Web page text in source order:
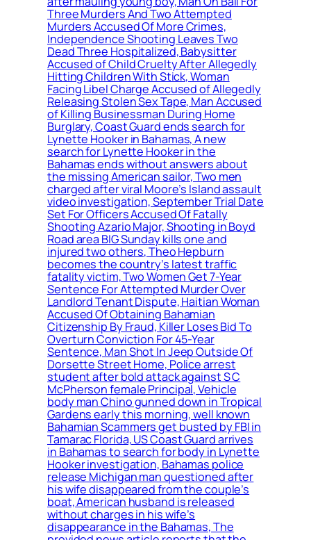
Three Murders And Two Attempted
Murders Accused Of More Crimes,
Independence Shooting Leaves Two
Dead Three Hospitalized, Babysitter
Accused of Child Cruelty After Allegedly
Hitting Children With Stick, Woman
Facing Libel Charge Accused of Allegedly
Releasing Stolen Sex Tape, Man Accused
of Killing Businessman During Home
Burglary, Coast Guard ends search for
Lynette Hooker in Bahamas, A new
search for Lynette Hooker in the
Bahamas ends without answers about
the missing American sailor, Two men
charged after viral Moore’s Island assault
video investigation, September Trial Date
Set For Officers Accused Of Fatally
Shooting Azario Major, Shooting in Boyd
Road area BIG Sunday kills one and
injured two others, Theo Hepburn
becomes the country’s latest traffic
fatality victim, Two Women Get 7-Year
Sentence For Attempted Murder Over
Landlord Tenant Dispute, Haitian Woman
Accused Of Obtaining Bahamian
Citizenship By Fraud, Killer Loses Bid To
Overturn Conviction For 45-Year
Sentence, Man Shot In Jeep Outside Of
Dorsette Street Home, Police arrest
student after bold attack against S C
McPherson female Principal, Vehicle
body man Chino gunned down in Tropical
Gardens early this morning, well known
Bahamian Scammers get busted by FBI in
Tamarac Florida, US Coast Guard arrives
in Bahamas to search for body in Lynette
Hooker investigation, Bahamas police
release Michigan man questioned after
his wife disappeared from the couple’s
boat, American husband is released
without charges in his wife’s
disappearance in the Bahamas, The